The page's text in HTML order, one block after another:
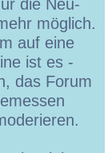
die Neu-
möglich.
auf eine
ist es -
das Forum